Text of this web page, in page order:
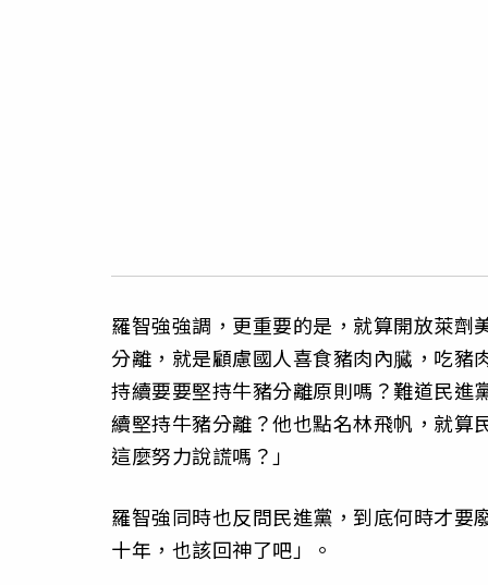
羅智強強調，更重要的是，就算開放萊劑
分離， 就是顧慮國人喜食豬肉內臓，吃豬
持續要要堅持牛豬分離原則嗎？難道民進
續堅持牛豬分離？他也點名林飛帆， 就算
這麼努力說謊嗎？」
羅智強同時也反問民進黨，到底何時才要
十年，也該回神了吧」。